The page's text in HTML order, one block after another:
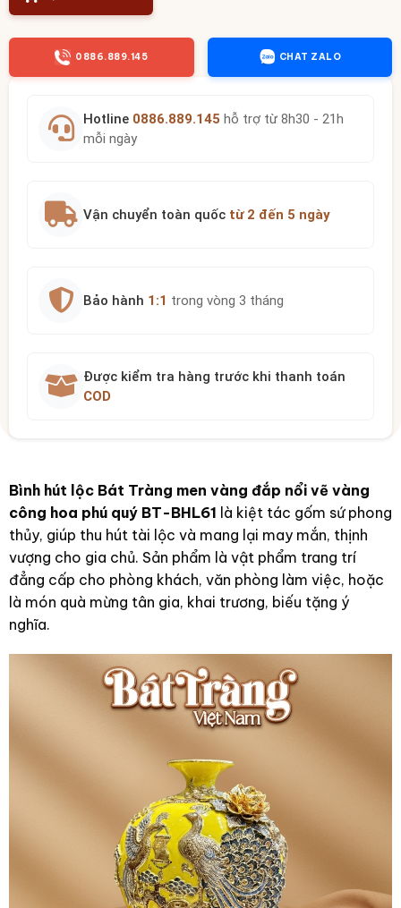
0886.889.145 CHAT ZALO
Hotline 0886.889.145 hỗ trợ từ 8h30 - 21h
mỗi ngày
Vận chuyển toàn quốc từ 2 đến 5 ngày
Bảo hành 1:1 trong vòng 3 tháng
Được kiểm tra hàng trước khi thanh toán
COD
Bình hút lộc Bát Tràng men vàng đắp nổi vẽ vàng
công hoa phú quý BT-BHL61 là kiệt tác gốm sứ phong
thủy, giúp thu hút tài lộc và mang lại may mắn, thịnh
vượng cho gia chủ. Sản phẩm là vật phẩm trang trí
đẳng cấp cho phòng khách, văn phòng làm việc, hoặc
là món quà mừng tân gia, khai trương, biếu tặng ý
nghĩa.